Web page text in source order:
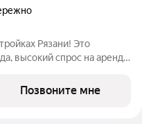
Рязани! Это
высокий спрос на аренду
Позвоните мне